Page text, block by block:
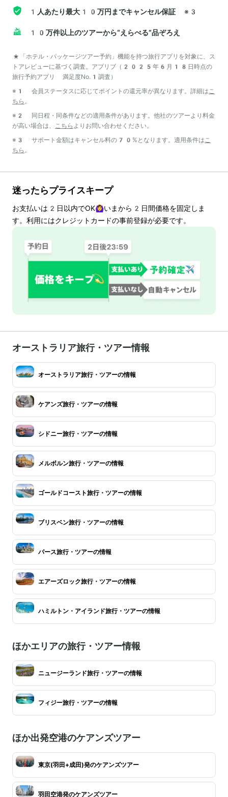
1人あたり最大10万円までキャンセル保証 ※3
10万件以上のツアーから“えらべる”品ぞろえ
*「ホテル・パッケージツアー予約」機能を持つ旅行アプリを対象に、ス
トアレビューに基づく調査。アプリブ（2025年6月18日時点の
旅行予約アプリ 満足度No.1調査）
※1 会員ステータスに応じてポイントの還元率が異なります。詳細は こ
ちら 。
※2 同日程・同条件などの適用条件があります。他社のツアーより料金
が高い場合は、
こちら よりお問い合わせください。
※3 サポート金額はキャンセル料の70%となります。適用条件は こ
ちら 。
迷ったらプライスキープ
お支払いは 2 日以内でOK🙆‍♀️いまから 2 日間価格を固定しま
す。利用にはクレジットカードの事前登録が必要です。
オーストラリア旅行・ツアー情報
オーストラリア旅行・ツアーの情報
ケアンズ旅行・ツアーの情報
シドニー旅行・ツアーの情報
メルボルン旅行・ツアーの情報
ゴールドコースト旅行・ツアーの情報
ブリスベン旅行・ツアーの情報
パース旅行・ツアーの情報
エアーズロック旅行・ツアーの情報
ハミルトン・アイランド旅行・ツアーの情報
ほかエリアの旅行・ツアー情報
ニュージーランド旅行・ツアーの情報
フィジー旅行・ツアーの情報
ほか出発空港のケアンズツアー
東京(羽田+成田)発のケアンズツアー
羽田空港発のケアンズツアー